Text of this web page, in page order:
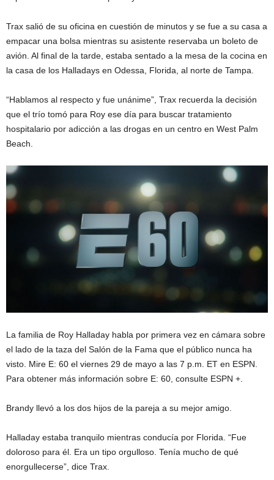
Trax salió de su oficina en cuestión de minutos y se fue a su casa a
empacar una bolsa mientras su asistente reservaba un boleto de
avión. Al final de la tarde, estaba sentado a la mesa de la cocina en
la casa de los Halladays en Odessa, Florida, al norte de Tampa.
“Hablamos al respecto y fue unánime”, Trax recuerda la decisión
que el trío tomó para Roy ese día para buscar tratamiento
hospitalario por adicción a las drogas en un centro en West Palm
Beach.
La familia de Roy Halladay habla por primera vez en cámara sobre
el lado de la taza del Salón de la Fama que el público nunca ha
visto. Mire E: 60 el viernes 29 de mayo a las 7 p.m. ET en ESPN.
Para obtener más información sobre E: 60, consulte ESPN +.
Brandy llevó a los dos hijos de la pareja a su mejor amigo.
Halladay estaba tranquilo mientras conducía por Florida. “Fue
doloroso para él. Era un tipo orgulloso. Tenía mucho de qué
enorgullecerse”, dice Trax.